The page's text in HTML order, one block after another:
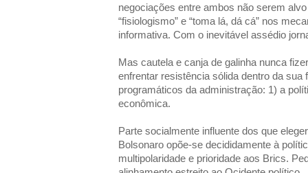
negociações entre ambos não serem
“fisiologismo” e “toma lá, dá cá” nos
informativa. Com o inevitável assédio
Mas cautela e canja de galinha nunca
enfrentar resistência sólida dentro da sua
programáticos da administração: 1) a
econômica.
Parte socialmente influente dos que
Bolsonaro opõe-se decididamente à
multipolaridade e prioridade aos Brics.